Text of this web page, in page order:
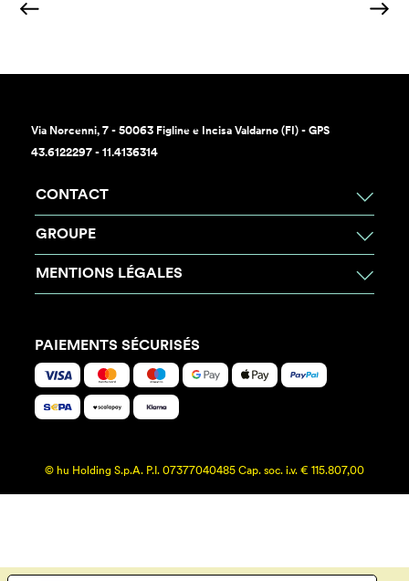
Via Norcenni, 7 - 50063 Figline e Incisa Valdarno (FI) - GPS
43.6122297 - 11.4136314
CONTACT
GROUPE
MENTIONS LÉGALES
PAIEMENTS SÉCURISÉS
© hu Holding S.p.A. P.I. 07377040485 Cap. soc. i.v. € 115.807,00